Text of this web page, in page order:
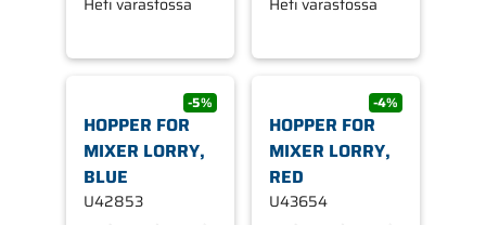
-5%
HOPPER FOR
MIXER LORRY,
BLUE
U42853
-4%
HOPPER FOR
MIXER LORRY,
RED
U43654